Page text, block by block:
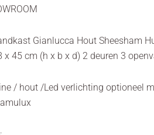
Gianlucca Hout Sheesham
x 45 cm (h x b x d) 2 deuren 3
/ hout /Led verlichting optioneel